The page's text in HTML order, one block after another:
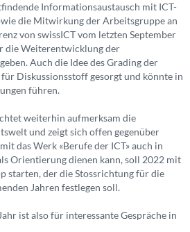
Informationsaustausch mit ICT-
die Mitwirkung der Arbeitsgruppe an
von swissICT vom letzten September
die Weiterentwicklung der
Auch die Idee des Grading der
Diskussionsstoff gesorgt und könnte in
führen.
weiterhin aufmerksam die
und zeigt sich offen gegenüber
das Werk «Berufe der ICT» auch in
Orientierung dienen kann, soll 2022 mit
starten, der die Stossrichtung für die
Jahren festlegen soll.
ist also für interessante Gespräche in